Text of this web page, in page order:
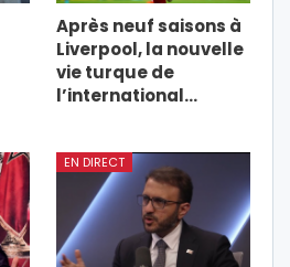
Après neuf saisons à
Liverpool, la nouvelle
vie turque de
l’international…
EN DIRECT